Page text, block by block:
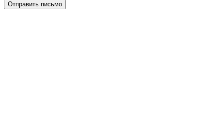
Отправить письмо